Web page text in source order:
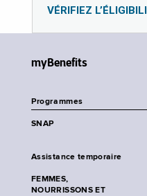
VÉRIFIEZ
myBenefits
Programmes
SNAP
Assistance temporaire
FEMMES,
NOURRISSONS ET